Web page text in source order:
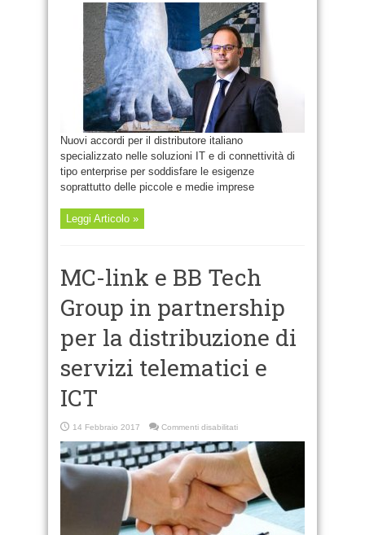
Tech
Group,
crescere
anche
nel
valore
Nuovi accordi per il distributore italiano
specializzato nelle soluzioni IT e di connettività di
tipo enterprise per soddisfare le esigenze
soprattutto delle piccole e medie imprese
Leggi Articolo »
MC-link e BB Tech
Group in partnership
per la distribuzione di
servizi telematici e
ICT
14 Febbraio 2017 Commenti disabilitatisu
link
e
Tech
Group
in
partnership
per
la
distribuzione